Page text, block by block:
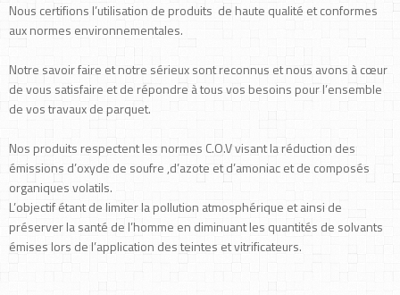
Nous certifions l’utilisation de produits de haute qualité et conformes
aux normes environnementales.
Notre savoir faire et notre sérieux sont reconnus et nous avons à cœur
de vous satisfaire et de répondre à tous vos besoins pour l’ensemble
de vos travaux de parquet.
Nos produits respectent les normes C.O.V visant la réduction des
émissions d’oxyde de soufre ,d’azote et d’amoniac et de composés
organiques volatils.
L’objectif étant de limiter la pollution atmosphérique et ainsi de
préserver la santé de l’homme en diminuant les quantités de solvants
émises lors de l’application des teintes et vitrificateurs.